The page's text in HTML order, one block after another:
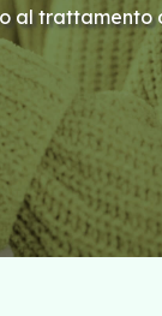
al trattamento